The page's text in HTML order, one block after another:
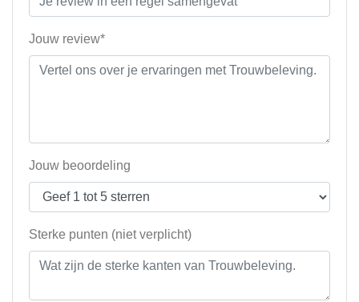
Jouw review*
Jouw beoordeling
Sterke punten (niet verplicht)